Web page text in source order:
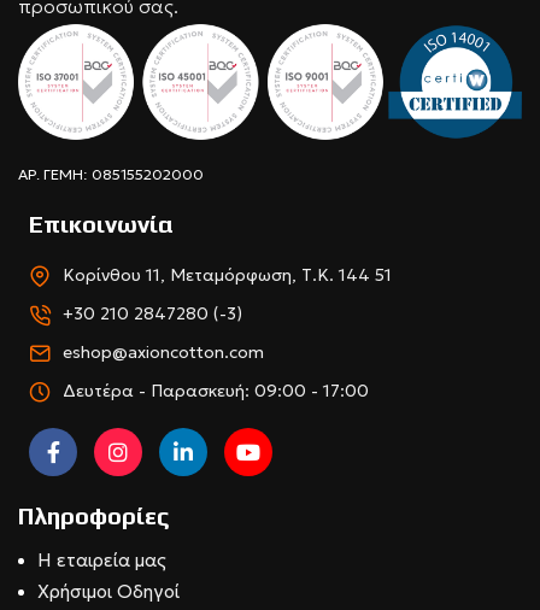
προσωπικού σας.
ΑΡ. ΓΕΜΗ: 085155202000
Επικοινωνία
Κορίνθου 11, Μεταμόρφωση, Τ.Κ. 144 51
+30 210 2847280 (-3)
eshop@axioncotton.com
Δευτέρα - Παρασκευή: 09:00 - 17:00
Πληροφορίες
Η εταιρεία μας
Χρήσιμοι Οδηγοί